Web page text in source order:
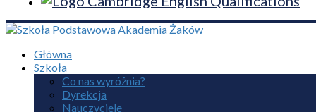
Główna
Szkoła
Co nas wyróżnia?
Dyrekcja
Nauczyciele